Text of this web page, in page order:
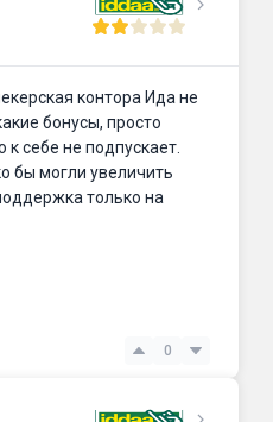
контора Ида не
бонусы, просто
себе не подпускает.
бы могли увеличить
только на
0